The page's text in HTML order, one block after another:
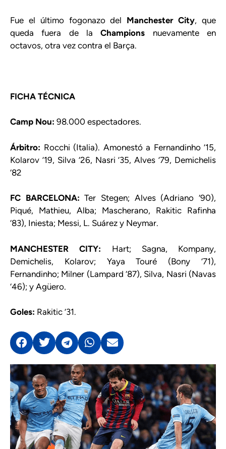
Fue el último fogonazo del Manchester City, que
queda fuera de laChampions nuevamente en
octavos, otra vez contra el Barça.
FICHA TÉCNICA
Camp Nou: 98.000 espectadores.
Árbitro: Rocchi (Italia). Amonestó a Fernandinho ’15,
Kolarov ’19, Silva ’26, Nasri ’35, Alves ’79, Demichelis
‘82
FC BARCELONA: Ter Stegen; Alves (Adriano ‘90),
Piqué, Mathieu, Alba; Mascherano, Rakitic Rafinha
‘83), Iniesta; Messi, L. Suárez y Neymar.
MANCHESTER CITY: Hart; Sagna, Kompany,
Demichelis, Kolarov; Yaya Touré (Bony ’71),
Fernandinho; Milner (Lampard ‘87), Silva, Nasri (Navas
‘46); y Agüero.
Goles: Rakitic ’31.